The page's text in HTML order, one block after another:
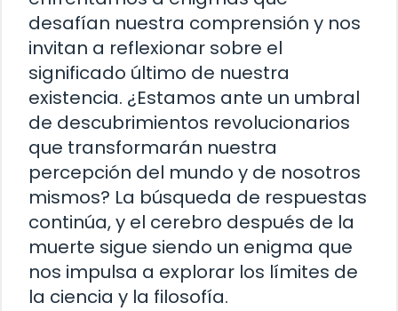
desafían nuestra comprensión y nos
invitan a reflexionar sobre el
significado último de nuestra
existencia. ¿Estamos ante un umbral
de descubrimientos revolucionarios
que transformarán nuestra
percepción del mundo y de nosotros
mismos? La búsqueda de respuestas
continúa, y el cerebro después de la
muerte sigue siendo un enigma que
nos impulsa a explorar los límites de
la ciencia y la filosofía.